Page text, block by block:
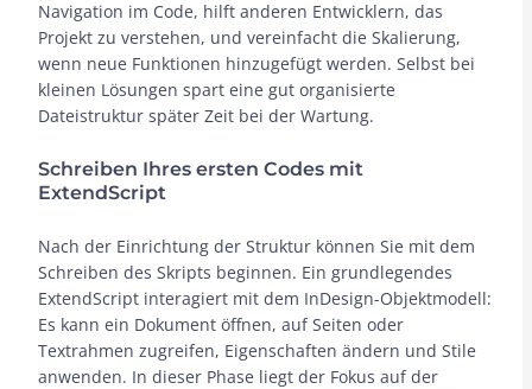
Navigation im Code, hilft anderen Entwicklern, das
Projekt zu verstehen, und vereinfacht die Skalierung,
wenn neue Funktionen hinzugefügt werden. Selbst bei
kleinen Lösungen spart eine gut organisierte
Dateistruktur später Zeit bei der Wartung.
Schreiben Ihres ersten Codes mit
ExtendScript
Nach der Einrichtung der Struktur können Sie mit dem
Schreiben des Skripts beginnen. Ein grundlegendes
ExtendScript interagiert mit dem InDesign-Objektmodell:
Es kann ein Dokument öffnen, auf Seiten oder
Textrahmen zugreifen, Eigenschaften ändern und Stile
anwenden. In dieser Phase liegt der Fokus auf der